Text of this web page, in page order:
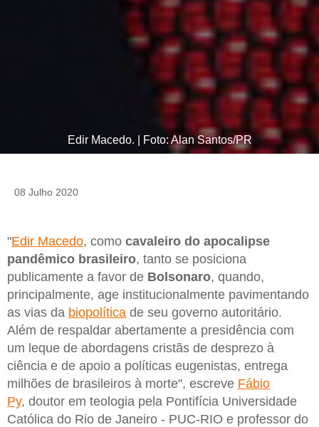
Edir Macedo. | Foto: Alan Santos/PR
08 Julho 2020
"Edir Macedo, como cavaleiro do apocalipse
pandêmico brasileiro, tanto se posiciona
publicamente a favor de Bolsonaro, quando,
principalmente, age institucionalmente pavimentando
as vias da biopolítica de seu governo autoritário.
Além de respaldar abertamente a presidência com
um leque de abordagens cristãs de desprezo à
ciência e de apoio a políticas eugenistas, entrega
milhões de brasileiros à morte", escreve Fábio
Py, doutor em teologia pela Pontifícia Universidade
Católica do Rio de Janeiro - PUC-RIO e professor do